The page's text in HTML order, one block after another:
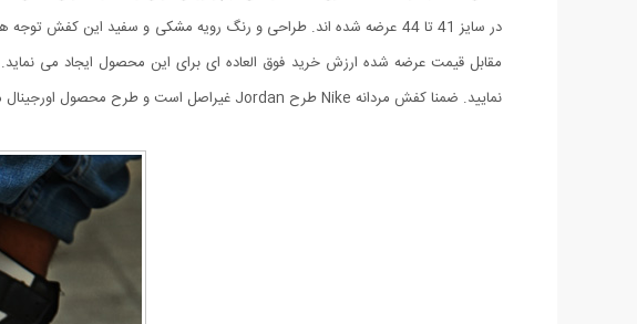
در سایز 41 تا 44 عرضه شده اند. طراحی و رنگ رویه مشکی و سفید این
نمایید. ضمنا کفش مردانه Nike طرح Jordan غیراصل است و طرح محصول اورجینال می باشد.